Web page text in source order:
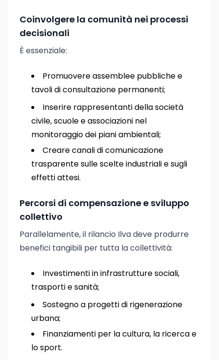
Coinvolgere la comunità nei processi
decisionali
È essenziale:
Promuovere assemblee pubbliche e
tavoli di consultazione permanenti;
Inserire rappresentanti della società
civile, scuole e associazioni nel
monitoraggio dei piani ambientali;
Creare canali di comunicazione
trasparente sulle scelte industriali e sugli
effetti attesi.
Percorsi di compensazione e sviluppo
collettivo
Parallelamente, il rilancio Ilva deve produrre
benefici tangibili per tutta la collettività:
Investimenti in infrastrutture sociali,
trasporti e sanità;
Sostegno a progetti di rigenerazione
urbana;
Finanziamenti per la cultura, la ricerca e
lo sport.